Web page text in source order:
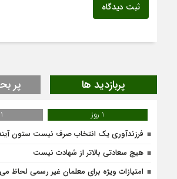
ثبت دیدگاه
پربازدید ها پر
1 روز
1 هفته
فرزندآوری یک انتخاب صرف نیست ستون
هیچ سعادتی بالاتر از شهادت نیست
امتیازات ویژه برای معلمان غیر رسمی لحاظ